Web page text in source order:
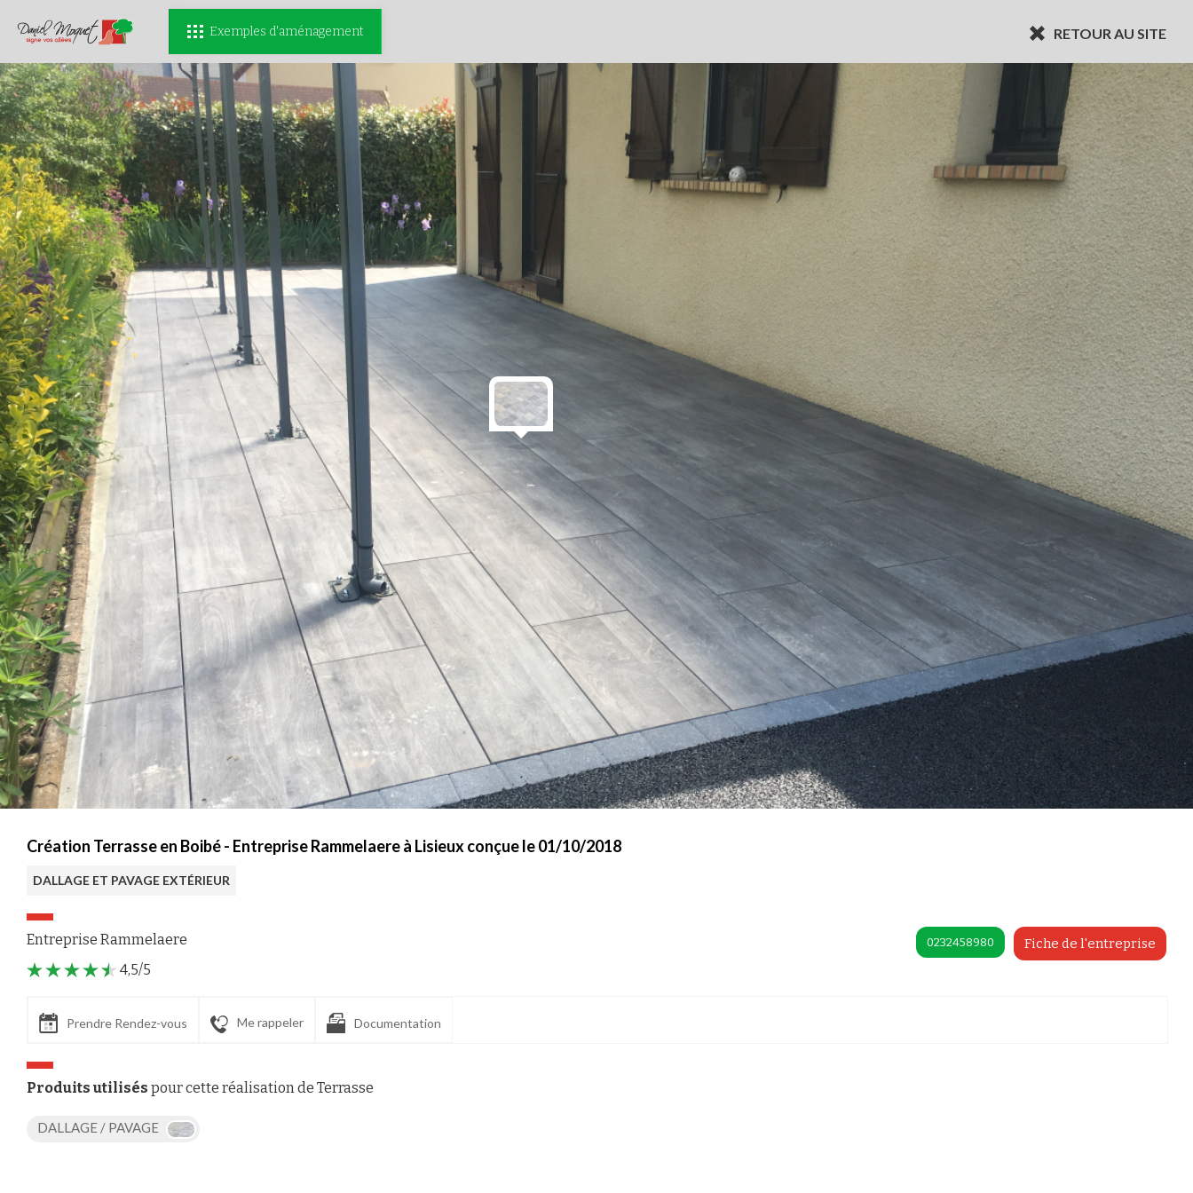
RETOUR AU SITE
Exemples d'aménagement
Création Terrasse en Boibé - Entreprise Rammelaere à Lisieux conçue le 01/10/2018
DALLAGE ET PAVAGE EXTÉRIEUR
Entreprise Rammelaere Fiche de l'entreprise
0232458980
4,5/5
Prendre Rendez-vous Me rappeler Documentation
Produits utilisés pour cette réalisation de Terrasse
DALLAGE / PAVAGE